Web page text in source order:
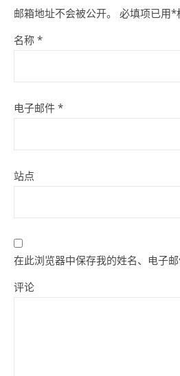
邮箱地址不会被公开。 必填项已用*
名称 *
电子邮件 *
站点
在此浏览器中保存我的姓名、电子邮
评论